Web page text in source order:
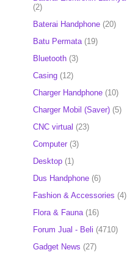
(2)
Baterai Handphone (20)
Batu Permata (19)
Bluetooth (3)
Casing (12)
Charger Handphone (10)
Charger Mobil (Saver) (5)
CNC virtual (23)
Computer (3)
Desktop (1)
Dus Handphone (6)
Fashion & Accessories (4)
Flora & Fauna (16)
Forum Jual - Beli (4710)
Gadget News (27)